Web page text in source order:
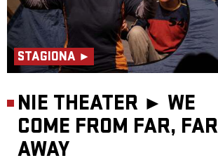
STAGIONA ►
NIE THEATER ► WE
COME FROM FAR, FAR
AWAY